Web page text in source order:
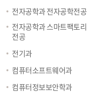
전자공학과 전자공학전공
전자공학과 스마트팩토리
전공
전기과
컴퓨터소프트웨어과
컴퓨터정보보안학과